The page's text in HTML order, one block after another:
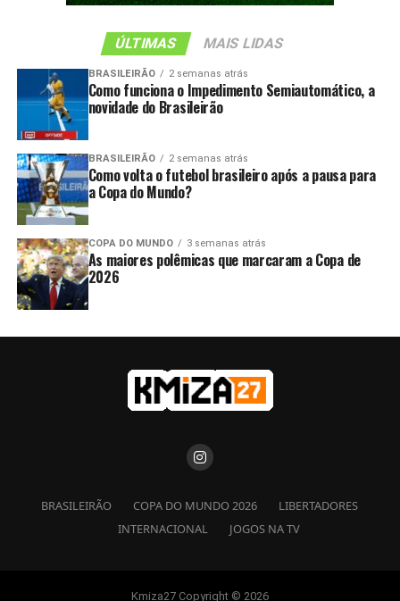
ÚLTIMAS MAIS LIDAS
BRASILEIRÃO 2 semanas atrás
Como funciona o Impedimento Semiautomático, a
novidade do Brasileirão
BRASILEIRÃO 2 semanas atrás
Como volta o futebol brasileiro após a pausa para
a Copa do Mundo?
COPA DO MUNDO 3 semanas atrás
As maiores polêmicas que marcaram a Copa de
2026
BRASILEIRÃO COPA DO MUNDO 2026
LIBERTADORES
INTERNACIONAL
JOGOS NA TV
Kmiza27 Copyright © 2026